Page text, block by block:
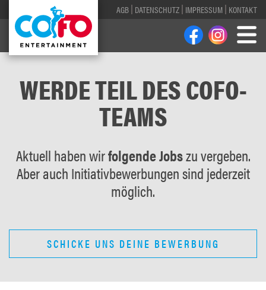
AGB DATENSCHUTZ IMPRESSUM KONTAKT
WERDE TEIL DES COFO-
TEAMS
Aktuell haben wirfolgende Jobszu vergeben.
Aber auch Initiativbewerbungen sind jederzeit
möglich.
SCHICKE UNS DEINE BEWERBUNG